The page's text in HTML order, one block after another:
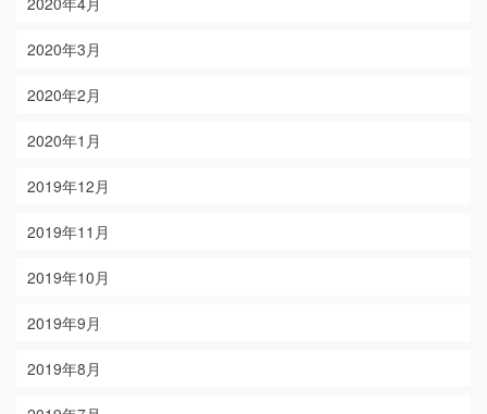
2020年3月
2020年2月
2020年1月
2019年12月
2019年11月
2019年10月
2019年9月
2019年8月